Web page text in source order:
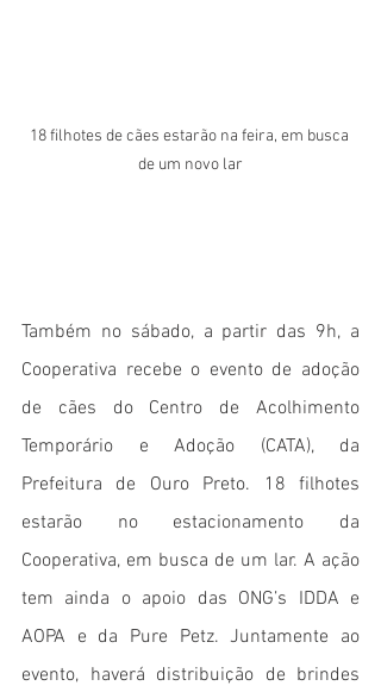
18 filhotes de cães estarão na feira, em busca
de um novo lar
Também no sábado, a partir das 9h, a
Cooperativa recebe o evento de adoção
de cães do Centro de Acolhimento
Temporário e Adoção (CATA), da
Prefeitura de Ouro Preto. 18 filhotes
estarão no estacionamento da
Cooperativa, em busca de um lar. A ação
tem ainda o apoio das ONG’s IDDA e
AOPA e da Pure Petz. Juntamente ao
evento, haverá distribuição de brindes